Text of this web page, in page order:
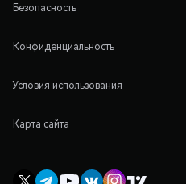
Безопасность
Конфиденциальность
Условия использования
Карта сайта